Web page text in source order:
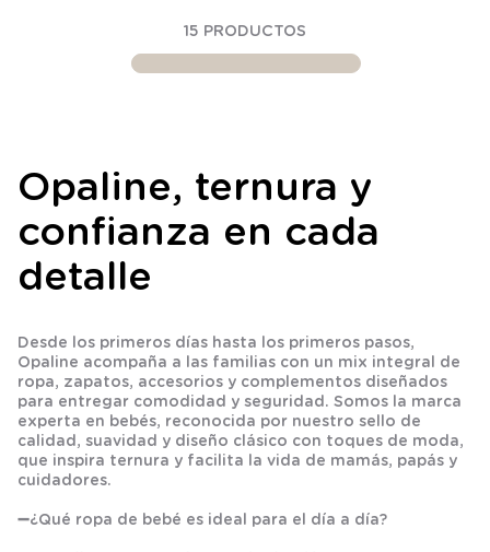
15 PRODUCTOS
Opaline, ternura y
confianza en cada
detalle
Desde los primeros días hasta los primeros pasos,
Opaline acompaña a las familias con un mix integral de
ropa, zapatos, accesorios y complementos diseñados
para entregar comodidad y seguridad. Somos la marca
experta en bebés, reconocida por nuestro sello de
calidad, suavidad y diseño clásico con toques de moda,
que inspira ternura y facilita la vida de mamás, papás y
cuidadores.
➖¿Qué ropa de bebé es ideal para el día a día?